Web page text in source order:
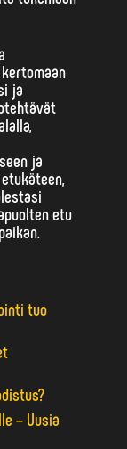
ja
ja
etu
tuo
– Uusia